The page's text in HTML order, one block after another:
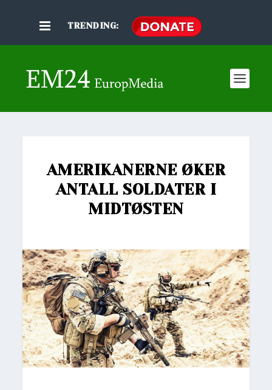
TRENDING:
AMERIKANERNE ØKER
ANTALL SOLDATER I
MIDTØSTEN